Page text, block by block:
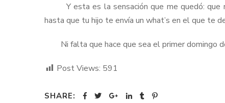
Y esta es la sensación que me quedó: que
hasta que tu hijo te envía un what’s en el que te
Ni falta que hace que sea el primer domingo
Post Views: 591
SHARE: